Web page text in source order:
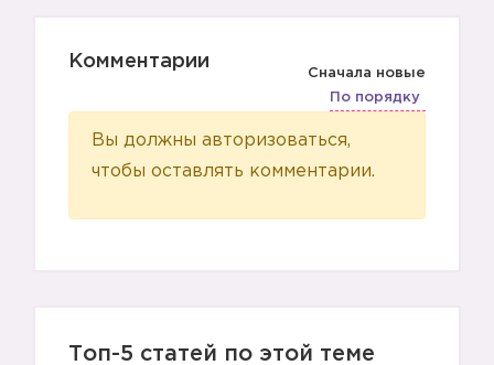
Комментарии
Сначала новые
По порядку
Вы должны авторизоваться,
чтобы оставлять комментарии.
Топ-5 статей по этой теме